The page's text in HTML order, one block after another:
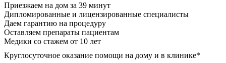
Приезжаем на дом за 39 минут
Дипломированные и лицензированные специалисты
Даем гарантию на процедуру
Оставляем препараты пациентам
Медики со стажем от 10 лет
Круглосуточное оказание помощи на дому и в клинике*